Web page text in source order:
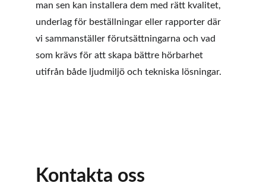
man sen kan installera dem med rätt kvalitet,
underlag för beställningar eller rapporter där
vi sammanställer förutsättningarna och vad
som krävs för att skapa bättre hörbarhet
utifrån både ljudmiljö och tekniska lösningar.
Kontakta oss